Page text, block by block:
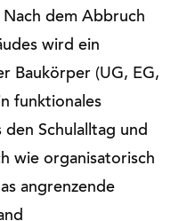
dem Abbruch
wird ein
Baukörper (UG, EG,
funktionales
den Schulalltag und
wie organisatorisch
angrenzende